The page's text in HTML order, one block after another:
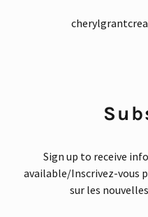
Sign up to receive
available/Inscrivez-vous
sur les